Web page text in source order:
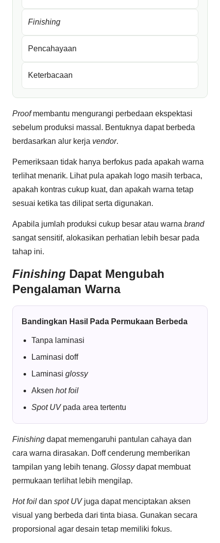
Finishing
Pencahayaan
Keterbacaan
Proofmembantu mengurangi perbedaan ekspektasi
sebelum produksi massal. Bentuknya dapat berbeda
berdasarkan alur kerja vendor.
Pemeriksaan tidak hanya berfokus pada apakah warna
terlihat menarik. Lihat pula apakah logo masih terbaca,
apakah kontras cukup kuat, dan apakah warna tetap
sesuai ketika tas dilipat serta digunakan.
Apabila jumlah produksi cukup besar atau warna brand
sangat sensitif, alokasikan perhatian lebih besar pada
tahap ini.
Finishing Dapat Mengubah
Pengalaman Warna
Bandingkan Hasil Pada Permukaan Berbeda
Tanpa laminasi
Laminasi doff
Laminasi glossy
Aksen hot foil
Spot UVpada area tertentu
Finishing dapat memengaruhi pantulan cahaya dan
cara warna dirasakan. Doff cenderung memberikan
tampilan yang lebih tenang. Glossydapat membuat
permukaan terlihat lebih mengilap.
Hot foil dan spot UVjuga dapat menciptakan aksen
visual yang berbeda dari tinta biasa. Gunakan secara
proporsional agar desain tetap memiliki fokus.